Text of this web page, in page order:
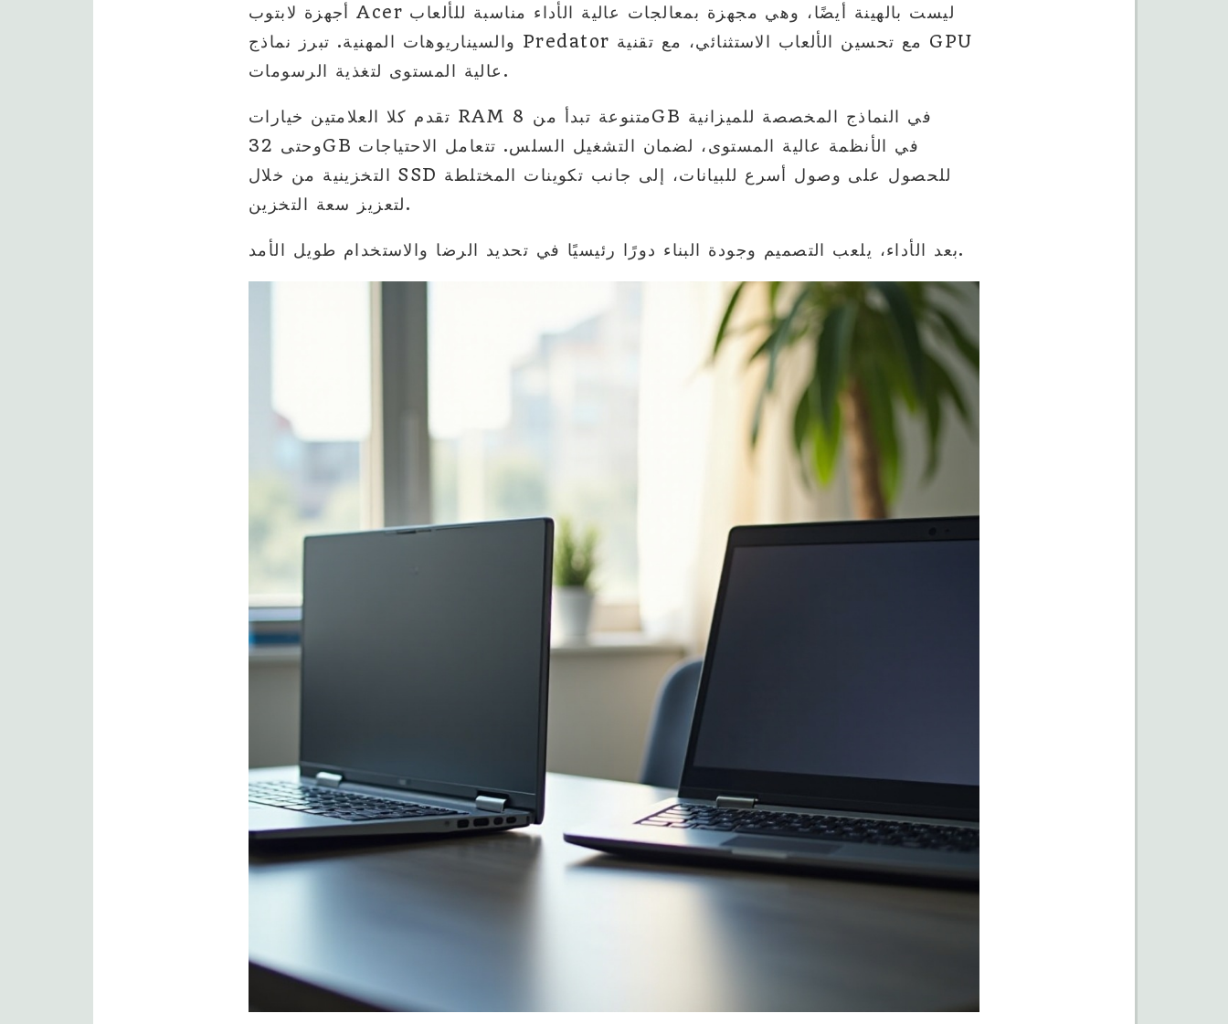
أجهزة لابتوب Acer ليست بالهينة أيضًا، وهي مجهزة بمعالجات عالية الأداء مناسبة للألعاب
والسيناريوهات المهنية. تبرز نماذج Predator مع تحسين الألعاب الاستثنائي، مع تقنية GPU
عالية المستوى لتغذية الرسومات.
تقدم كلا العلامتين خيارات RAM متنوعة تبدأ من 8GB في النماذج المخصصة للميزانية
وحتى 32GB في الأنظمة عالية المستوى، لضمان التشغيل السلس. تتعامل الاحتياجات
التخزينية من خلال SSD للحصول على وصول أسرع للبيانات، إلى جانب تكوينات المختلطة
لتعزيز سعة التخزين.
بعد الأداء، يلعب التصميم وجودة البناء دورًا رئيسيًا في تحديد الرضا والاستخدام طويل الأمد.